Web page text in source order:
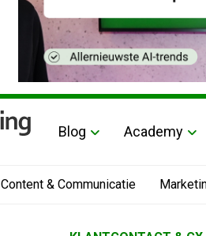
Blog Academy
Content & Communicatie